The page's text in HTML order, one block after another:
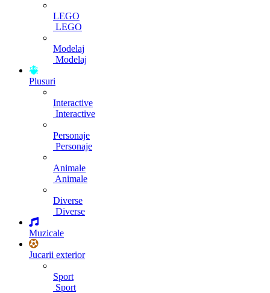
LEGO
LEGO
Modelaj
Modelaj
Plusuri
Interactive
Interactive
Personaje
Personaje
Animale
Animale
Diverse
Diverse
Muzicale
Jucarii exterior
Sport
Sport